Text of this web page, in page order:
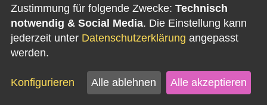
Kontakt
Impressum
Datenschutz
Newsletter abonnieren
Zustimmung für folgende Zwecke: Technisch
notwendig & Social Media. Die Einstellung kann
jederzeit unter Datenschutzerklärung angepasst
werden.
Konfigurieren Alle ablehnen Alle akzeptieren